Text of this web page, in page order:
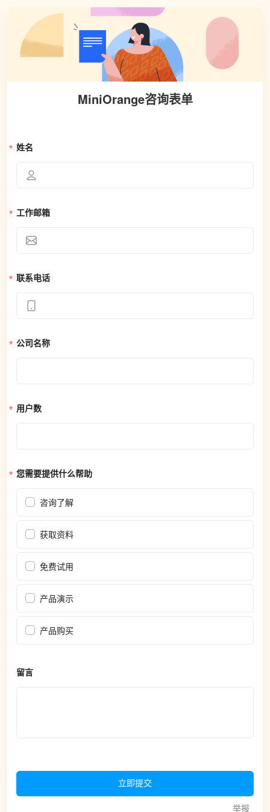
MiniOrange咨询表单
姓名
工作邮箱
联系电话
公司名称
用户数
您需要提供什么帮助
咨询了解
获取资料
免费试用
产品演示
产品购买
留言
立即提交
举报